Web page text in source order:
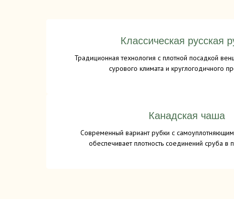
Классическая русская
Традиционная технология с плотной посадкой
сурового климата и круглогодичного
Канадская чаша
Современный вариант рубки с
обеспечивает плотность соединений сруба в